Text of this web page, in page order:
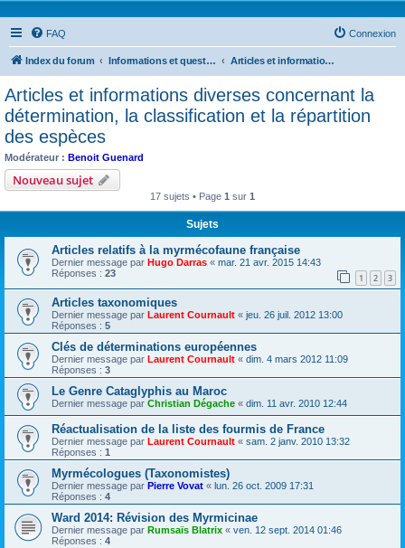
FAQ Connexion
Index du forum Informations et questions taxonomiques Articles et informations diverses concernant la détermination, la classification et la répartition des espèces
Articles et informations diverses concernant la
détermination, la classification et la répartition
des espèces
Modérateur : Benoit Guenard
Nouveau sujet
17 sujets • Page 1 sur 1
Sujets
Articles relatifs à la myrmécofaune française
Dernier message par Hugo Darras « mar. 21 avr. 2015 14:43
Réponses : 23 1 2 3
Articles taxonomiques
Dernier message par Laurent Cournault « jeu. 26 juil. 2012 13:00
Réponses : 5
Clés de déterminations européennes
Dernier message par Laurent Cournault « dim. 4 mars 2012 11:09
Réponses : 3
Le Genre Cataglyphis au Maroc
Dernier message par Christian Dégache « dim. 11 avr. 2010 12:44
Réactualisation de la liste des fourmis de France
Dernier message par Laurent Cournault « sam. 2 janv. 2010 13:32
Réponses : 1
Myrmécologues (Taxonomistes)
Dernier message par Pierre Vovat « lun. 26 oct. 2009 17:31
Réponses : 4
Ward 2014: Révision des Myrmicinae
Dernier message par Rumsaïs Blatrix « ven. 12 sept. 2014 01:46
Réponses : 4